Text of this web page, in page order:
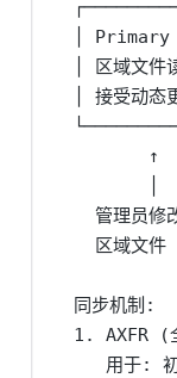
│ Primary
│ 区域文
│ 接受动
↑
管理员
区域文
  同步机制:
1. AXFR (
用于: